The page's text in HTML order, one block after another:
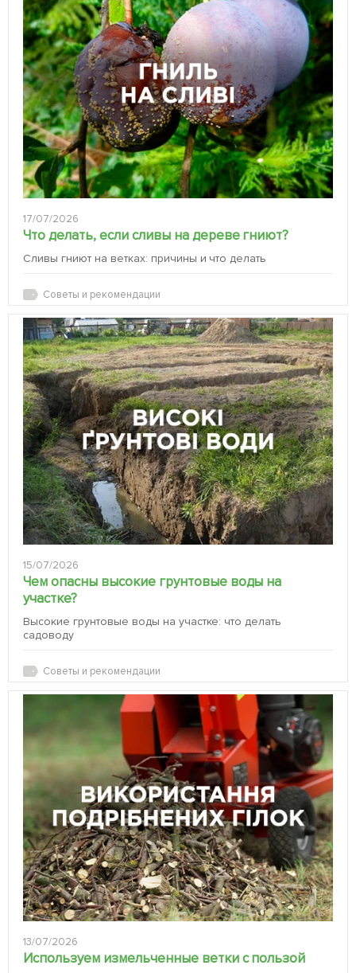
17/07/2026
Что делать, если сливы на дереве гниют?
Сливы гниют на ветках: причины и что делать
Советы и рекомендации
15/07/2026
Чем опасны высокие грунтовые воды на
участке?
Высокие грунтовые воды на участке: что делать
садоводу
Советы и рекомендации
13/07/2026
Используем измельченные ветки с пользой